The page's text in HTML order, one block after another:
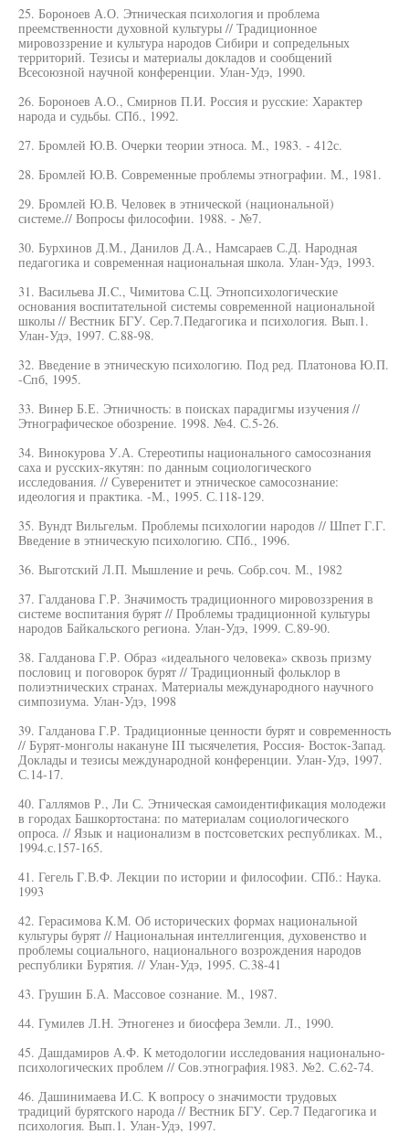
25. Бороноев А.О. Этническая психология и проблема
преемственности духовной культуры // Традиционное
мировоззрение и культура народов Сибири и сопредельных
территорий. Тезисы и материалы докладов и сообщений
Всесоюзной научной конференции. Улан-Удэ, 1990.
26. Бороноев А.О., Смирнов П.И. Россия и русские: Характер
народа и судьбы. СПб., 1992.
27. Бромлей Ю.В. Очерки теории этноса. М., 1983. - 412с.
28. Бромлей Ю.В. Современные проблемы этнографии. М., 1981.
29. Бромлей Ю.В. Человек в этнической (национальной)
системе.// Вопросы философии. 1988. - №7.
30. Бурхинов Д.М., Данилов Д.А., Намсараев С.Д. Народная
педагогика и современная национальная школа. Улан-Удэ, 1993.
31. Васильева JI.C., Чимитова С.Ц. Этнопсихологические
основания воспитательной системы современной национальной
школы // Вестник БГУ. Сер.7.Педагогика и психология. Вып.1.
Улан-Удэ, 1997. С.88-98.
32. Введение в этническую психологию. Под ред. Платонова Ю.П.
-Спб, 1995.
33. Винер Б.Е. Этничность: в поисках парадигмы изучения //
Этнографическое обозрение. 1998. №4. С.5-26.
34. Винокурова У.А. Стереотипы национального самосознания
саха и русских-якутян: по данным социологического
исследования. // Суверенитет и этническое самосознание:
идеология и практика. -М., 1995. С.118-129.
35. Вундт Вильгельм. Проблемы психологии народов // Шпет Г.Г.
Введение в этническую психологию. СПб., 1996.
36. Выготский Л.П. Мышление и речь. Собр.соч. М., 1982
37. Галданова Г.Р. Значимость традиционного мировоззрения в
системе воспитания бурят // Проблемы традиционной культуры
народов Байкальского региона. Улан-Удэ, 1999. С.89-90.
38. Галданова Г.Р. Образ «идеального человека» сквозь призму
пословиц и поговорок бурят // Традиционный фольклор в
полиэтнических странах. Материалы международного научного
симпозиума. Улан-Удэ, 1998
39. Галданова Г.Р. Традиционные ценности бурят и современность
// Бурят-монголы накануне III тысячелетия, Россия- Восток-Запад.
Доклады и тезисы международной конференции. Улан-Удэ, 1997.
С.14-17.
40. Галлямов Р., Ли С. Этническая самоидентификация молодежи
в городах Башкортостана: по материалам социологического
опроса. // Язык и национализм в постсоветских республиках. М.,
1994.с.157-165.
41. Гегель Г.В.Ф. Лекции по истории и философии. СПб.: Наука.
1993
42. Герасимова К.М. Об исторических формах национальной
культуры бурят // Национальная интеллигенция, духовенство и
проблемы социального, национального возрождения народов
республики Бурятия. // Улан-Удэ, 1995. С.38-41
43. Грушин Б.А. Массовое сознание. М., 1987.
44. Гумилев Л.Н. Этногенез и биосфера Земли. Л., 1990.
45. Дашдамиров А.Ф. К методологии исследования национально-
психологических проблем // Сов.этнография.1983. №2. С.62-74.
46. Дашинимаева И.С. К вопросу о значимости трудовых
традиций бурятского народа // Вестник БГУ. Сер.7 Педагогика и
психология. Вып.1. Улан-Удэ, 1997.